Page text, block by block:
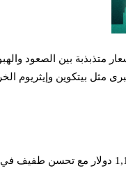
متذبذبة بين الصعود